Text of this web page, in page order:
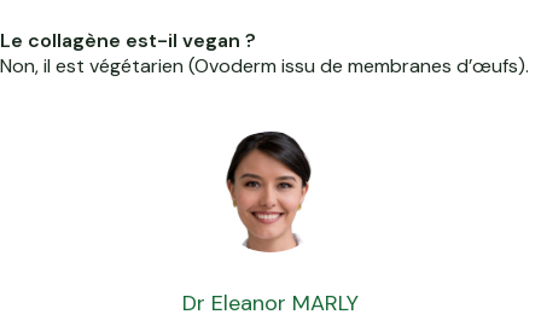
Le collagène est-il vegan ?
Non, il est végétarien (Ovoderm issu de membranes d’œufs).
Dr Eleanor MARLY